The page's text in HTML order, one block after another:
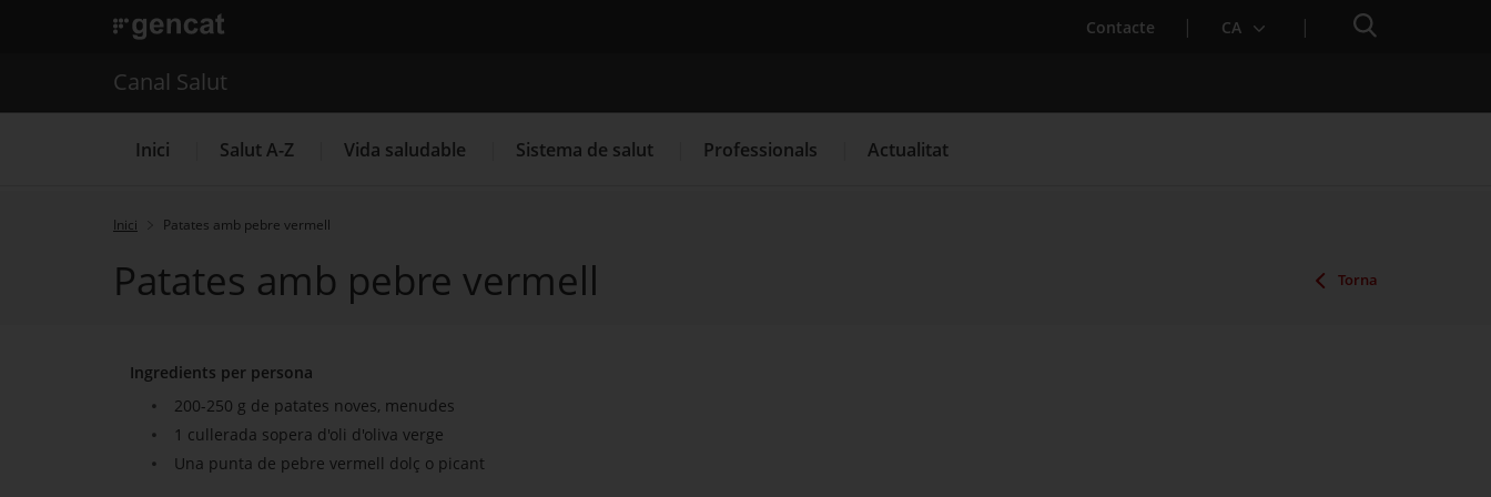
. Obre en una nova finestra. Contacte CA Cercador
Cercador
La Meva Salut. Obre en una nova finestra.
Programació de visites al CAP
Canal Salut
Inici Salut A-Z Vida saludable Sistema de salut Professionals Actualitat
. Obre en una nova finestra.
Inici Patates amb pebre vermell
Patates amb pebre vermell Torna
Ingredients per persona
200-250 g de patates noves, menudes
1 cullerada sopera d'oli d'oliva verge
Una punta de pebre vermell dolç o picant